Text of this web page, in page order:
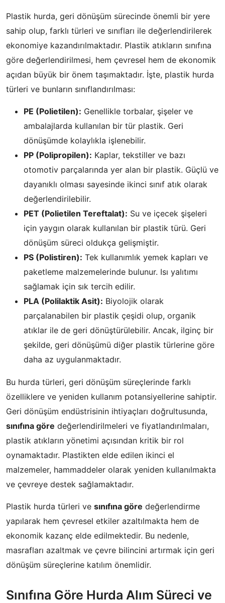
Plastik hurda, geri dönüşüm sürecinde önemli bir yere
sahip olup, farklı türleri ve sınıfları ile değerlendirilerek
ekonomiye kazandırılmaktadır. Plastik atıkların sınıfına
göre değerlendirilmesi, hem çevresel hem de ekonomik
açıdan büyük bir önem taşımaktadır. İşte, plastik hurda
türleri ve bunların sınıflandırılması:
PE (Polietilen): Genellikle torbalar, şişeler ve
ambalajlarda kullanılan bir tür plastik. Geri
dönüşümde kolaylıkla işlenebilir.
PP (Polipropilen): Kaplar, tekstiller ve bazı
otomotiv parçalarında yer alan bir plastik. Güçlü ve
dayanıklı olması sayesinde ikinci sınıf atık olarak
değerlendirilebilir.
PET (Polietilen Tereftalat): Su ve içecek şişeleri
için yaygın olarak kullanılan bir plastik türü. Geri
dönüşüm süreci oldukça gelişmiştir.
PS (Polistiren): Tek kullanımlık yemek kapları ve
paketleme malzemelerinde bulunur. Isı yalıtımı
sağlamak için sık tercih edilir.
PLA (Polilaktik Asit): Biyolojik olarak
parçalanabilen bir plastik çeşidi olup, organik
atıklar ile de geri dönüştürülebilir. Ancak, ilginç bir
şekilde, geri dönüşümü diğer plastik türlerine göre
daha az uygulanmaktadır.
Bu hurda türleri, geri dönüşüm süreçlerinde farklı
özelliklere ve yeniden kullanım potansiyellerine sahiptir.
Geri dönüşüm endüstrisinin ihtiyaçları doğrultusunda,
sınıfına göre değerlendirilmeleri ve fiyatlandırılmaları,
plastik atıkların yönetimi açısından kritik bir rol
oynamaktadır. Plastikten elde edilen ikinci el
malzemeler, hammaddeler olarak yeniden kullanılmakta
ve çevreye destek sağlamaktadır.
Plastik hurda türleri ve sınıfına göre değerlendirme
yapılarak hem çevresel etkiler azaltılmakta hem de
ekonomik kazanç elde edilmektedir. Bu nedenle,
masrafları azaltmak ve çevre bilincini artırmak için geri
dönüşüm süreçlerine katılım önemlidir.
Sınıfına Göre Hurda Alım Süreci ve